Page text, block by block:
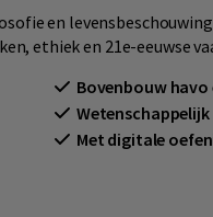
en
ethiek en 21e-eeuwse
Bovenbouw havo
Met digitale